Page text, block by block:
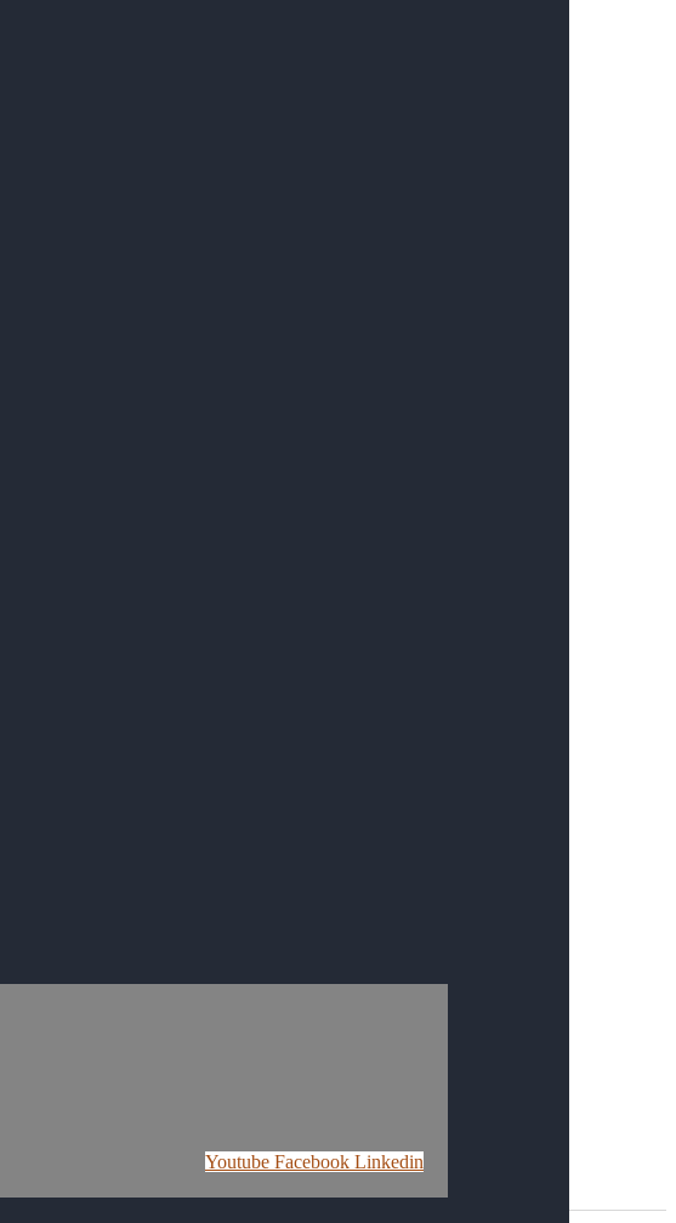
Youtube Facebook Linkedin